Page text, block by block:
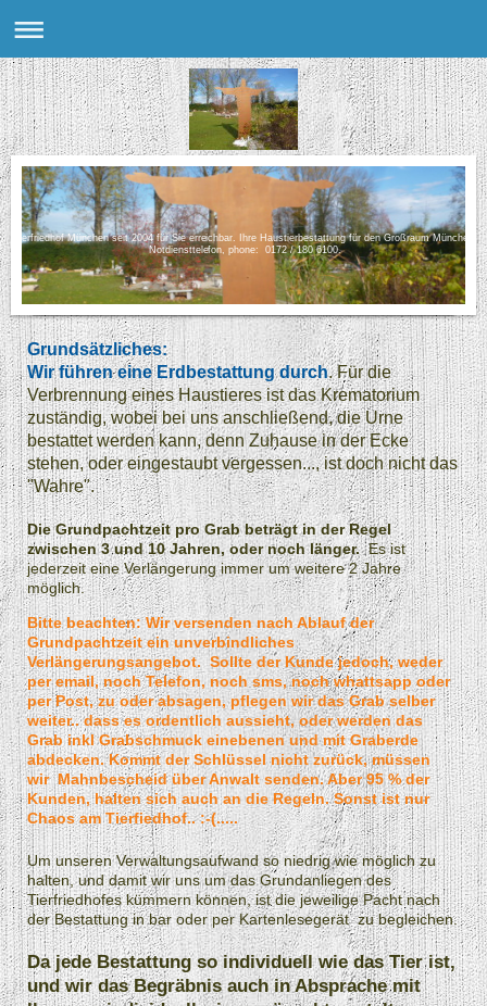
Tierfriedhof München seit 2004 für Sie erreichbar. Ihre Haustierbestattung für den Großraum München.
Notdiensttelefon, phone: 0172 / 180 6100.
Grundsätzliches:
Wir führen eine Erdbestattung durch. Für die
Verbrennung eines Haustieres ist das Krematorium
zuständig, wobei bei uns anschließend, die Urne
bestattet werden kann, denn Zuhause in der Ecke
stehen, oder eingestaubt vergessen..., ist doch nicht das
"Wahre".
Die Grundpachtzeit pro Grab beträgt in der Regel
zwischen 3 und 10 Jahren, oder noch länger.Es ist
jederzeit eine Verlängerung immer um weitere 2 Jahre
möglich.
Bitte beachten: Wir versenden nach Ablauf der
Grundpachtzeit ein unverbindliches
Verlängerungsangebot. Sollte der Kunde jedoch, weder
per email, noch Telefon, noch sms, noch whattsapp oder
per Post, zu oder absagen, pflegen wir das Grab selber
weiter.. dass es ordentlich aussieht, oder werden das
Grab inkl Grabschmuck einebenen und mit Graberde
abdecken. Kommt der Schlüssel nicht zurück, müssen
wir Mahnbescheid über Anwalt senden. Aber 95 % der
Kunden, halten sich auch an die Regeln. Sonst ist nur
Chaos am Tierfiedhof.. :-(.....
Um unseren Verwaltungsaufwand so niedrig wie möglich zu
halten, und damit wir uns um das Grundanliegen des
Tierfriedhofes kümmern können, ist die jeweilige Pacht nach
der Bestattung in bar oder per Kartenlesegerät zu begleichen.
Da jede Bestattung so individuell wie das Tier ist,
und wir das Begräbnis auch in Absprache mit